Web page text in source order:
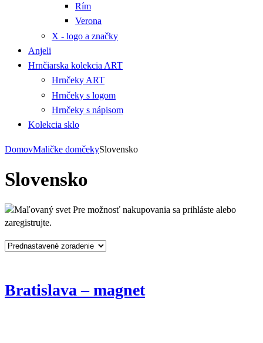
Rím
Verona
X - logo a značky
Anjeli
Hrnčiarska kolekcia ART
Hrnčeky ART
Hrnčeky s logom
Hrnčeky s nápisom
Kolekcia sklo
DomovMaličke domčekySlovensko
Slovensko
Pre možnosť nakupovania sa prihláste alebo
zaregistrujte.
Bratislava – magnet